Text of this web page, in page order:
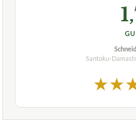
Santoku-
★★